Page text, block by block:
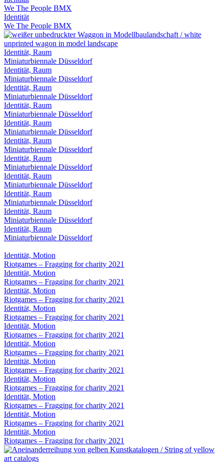
We The People BMX
Identität
We The People BMX
Identität, Raum
Miniaturbiennale Düsseldorf
Identität, Raum
Miniaturbiennale Düsseldorf
Identität, Raum
Miniaturbiennale Düsseldorf
Identität, Raum
Miniaturbiennale Düsseldorf
Identität, Raum
Miniaturbiennale Düsseldorf
Identität, Raum
Miniaturbiennale Düsseldorf
Identität, Raum
Miniaturbiennale Düsseldorf
Identität, Raum
Miniaturbiennale Düsseldorf
Identität, Raum
Miniaturbiennale Düsseldorf
Identität, Raum
Miniaturbiennale Düsseldorf
Identität, Raum
Miniaturbiennale Düsseldorf
Identität, Motion
Riotgames – Fragging for charity 2021
Identität, Motion
Riotgames – Fragging for charity 2021
Identität, Motion
Riotgames – Fragging for charity 2021
Identität, Motion
Riotgames – Fragging for charity 2021
Identität, Motion
Riotgames – Fragging for charity 2021
Identität, Motion
Riotgames – Fragging for charity 2021
Identität, Motion
Riotgames – Fragging for charity 2021
Identität, Motion
Riotgames – Fragging for charity 2021
Identität, Motion
Riotgames – Fragging for charity 2021
Identität, Motion
Riotgames – Fragging for charity 2021
Identität, Motion
Riotgames – Fragging for charity 2021